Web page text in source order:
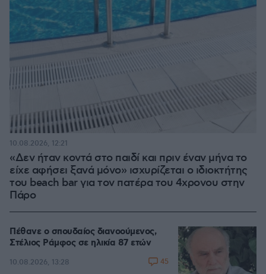
«Δεν ήταν κοντά στο παιδί και πριν έναν μήνα το
είχε αφήσει ξανά μόνο» ισχυρίζεται ο ιδιοκτήτης
του beach bar για τον πατέρα του 4χρονου στην
Πάρο
10.08.2026, 12:21
Πέθανε ο σπουδαίος διανοούμενος,
Στέλιος Ράμφος σε ηλικία 87 ετών
10.08.2026, 13:28 45